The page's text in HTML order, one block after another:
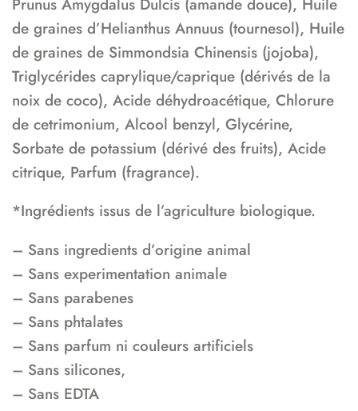
de graines d’Helianthus Annuus (tournesol), Huile
de graines de Simmondsia Chinensis (jojoba),
Triglycérides caprylique/caprique (dérivés de la
noix de coco), Acide déhydroacétique, Chlorure
de cetrimonium, Alcool benzyl, Glycérine,
Sorbate de potassium (dérivé des fruits), Acide
citrique, Parfum (fragrance).
*Ingrédients issus de l’agriculture biologique.
– Sans ingredients d’origine animal
– Sans experimentation animale
– Sans parabenes
– Sans phtalates
– Sans parfum ni couleurs artificiels
– Sans silicones,
– Sans EDTA